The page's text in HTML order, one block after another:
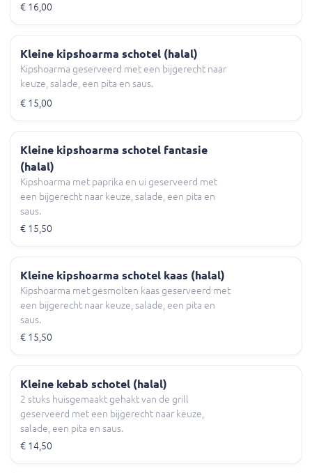
€ 16,00
Kleine kipshoarma schotel (halal)
Kipshoarma geserveerd met een bijgerecht naar
keuze, salade, een pita en saus.
€ 15,00
Kleine kipshoarma schotel fantasie
(halal)
Kipshoarma met paprika en ui geserveerd met
een bijgerecht naar keuze, salade, een pita en
saus.
€ 15,50
Kleine kipshoarma schotel kaas (halal)
Kipshoarma met gesmolten kaas geserveerd met
een bijgerecht naar keuze, salade, een pita en
saus.
€ 15,50
Kleine kebab schotel (halal)
2 stuks huisgemaakt gehakt van de grill
geserveerd met een bijgerecht naar keuze,
salade, een pita en saus.
€ 14,50